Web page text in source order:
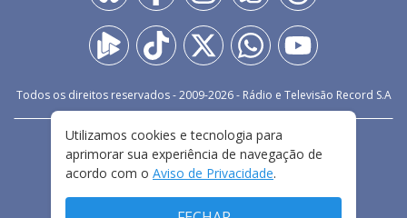
Todos os direitos reservados - 2009-2026- Rádio e Televisão Record S.A
FALE CONOSCO
PRIVACIDADE
TERMOS E CONDIÇÕES DE USO
Utilizamos cookies e tecnologia para
aprimorar sua experiência de navegação de
acordo com o Aviso de Privacidade.